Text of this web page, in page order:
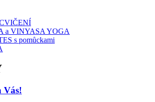
a VINYASA YOGA
s pomůckami
Vás!